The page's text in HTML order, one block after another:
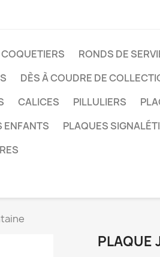
COQUETIERS RONDS DE
DÈS À COUDRE DE
CALICES PILLULIERS
ENFANTS
PLAQUES
PLAQUE